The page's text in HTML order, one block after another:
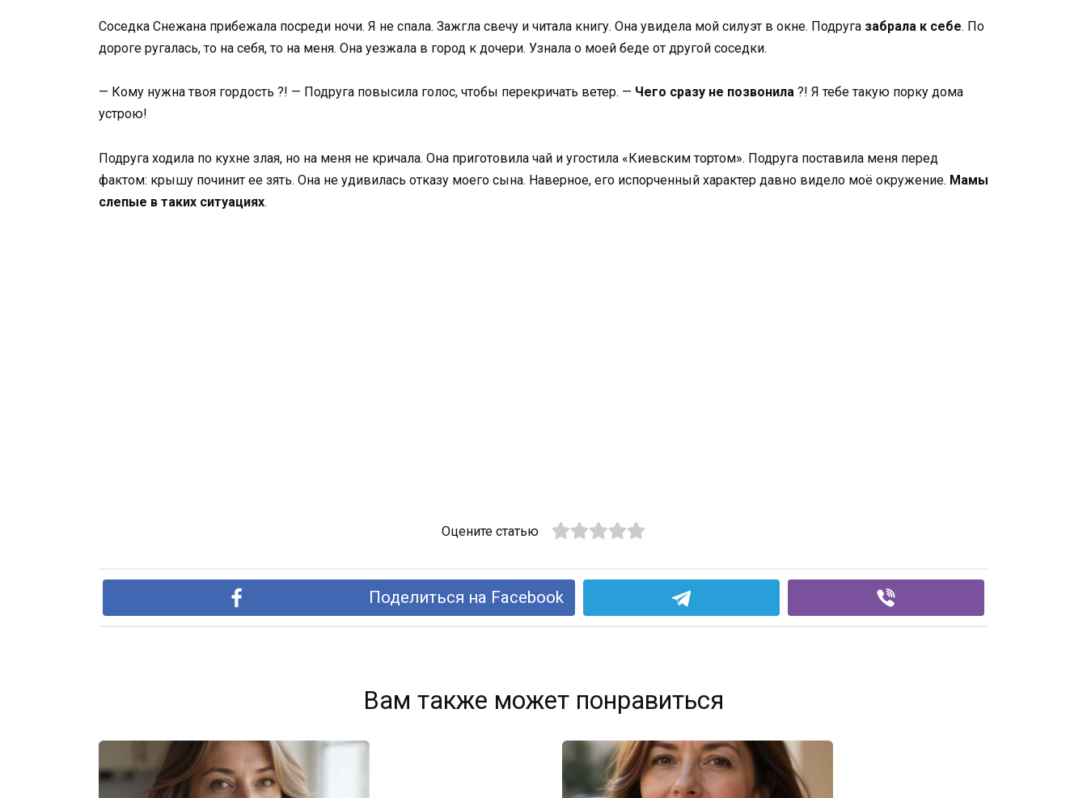
Соседка Снежана прибежала посреди ночи. Я не спала. Зажгла свечу и читала книгу. Она увидела мой силуэт в окне. Подруга забрала к себе. По
дороге ругалась, то на себя, то на меня. Она уезжала в город к дочери. Узнала о моей беде от другой соседки.
— Кому нужна твоя гордость ?! — Подруга повысила голос, чтобы перекричать ветер. — Чего сразу не позвонила ?! Я тебе такую порку дома
устрою!
Подруга ходила по кухне злая, но на меня не кричала. Она приготовила чай и угостила «Киевским тортом». Подруга поставила меня перед
фактом: крышу починит ее зять. Она не удивилась отказу моего сына. Наверное, его испорченный характер давно видело моё окружение. Мамы
слепые в таких ситуациях.
Оцените статью
Поделиться на Facebook
Вам также может понравиться